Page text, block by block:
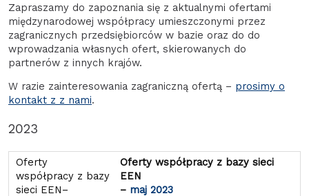
Zapraszamy do zapoznania się z aktualnymi ofertami
międzynarodowej współpracy umieszczonymi przez
zagranicznych przedsiębiorców w bazie oraz do do
wprowadzania własnych ofert, skierowanych do
partnerów z innych krajów.
W razie zainteresowania zagraniczną ofertą – prosimy o
kontakt z z nami.
2023
Oferty współpracy z bazy sieci
EEN
– maj 2023